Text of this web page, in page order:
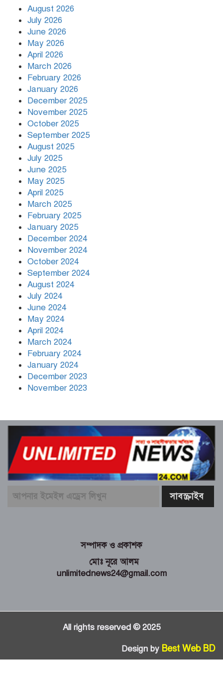
ব্যবসায়ী গ্রেপ্তার
August 2026
July 2026
June 2026
May 2026
April 2026
March 2026
February 2026
January 2026
December 2025
November 2025
October 2025
September 2025
August 2025
July 2025
June 2025
May 2025
April 2025
March 2025
February 2025
January 2025
December 2024
November 2024
October 2024
September 2024
August 2024
July 2024
June 2024
May 2024
April 2024
March 2024
February 2024
January 2024
December 2023
November 2023
সম্পাদক ও প্রকাশক
মোঃ নূরে আলম
unlimitednews24@gmail.com
All rights reserved © 2025
Design by Best Web BD